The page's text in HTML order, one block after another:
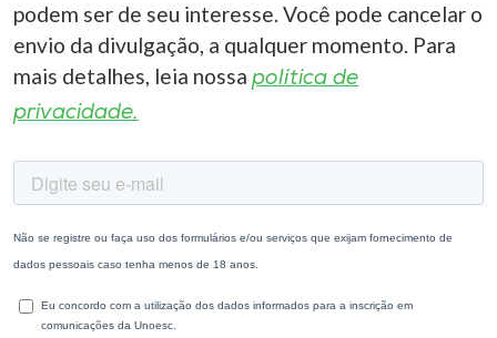
podem ser de seu interesse. Você pode cancelar o
envio da divulgação, a qualquer momento. Para
mais detalhes, leia nossa política de
privacidade.